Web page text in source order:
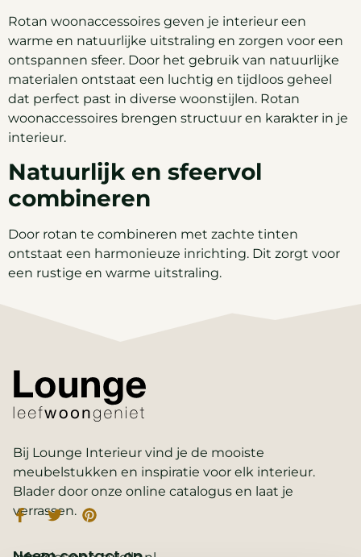
Rotan woonaccessoires geven je interieur een
warme en natuurlijke uitstraling en zorgen voor een
ontspannen sfeer. Door het gebruik van natuurlijke
materialen ontstaat een luchtig en tijdloos geheel
dat perfect past in diverse woonstijlen. Rotan
woonaccessoires brengen structuur en karakter in je
interieur.
Natuurlijk en sfeervol
combineren
Door rotan te combineren met zachte tinten
ontstaat een harmonieuze inrichting. Dit zorgt voor
een rustige en warme uitstraling.
Bij Lounge Interieur vind je de mooiste
meubelstukken en inspiratie voor elk interieur.
Blader door onze online catalogus en laat je
verrassen.